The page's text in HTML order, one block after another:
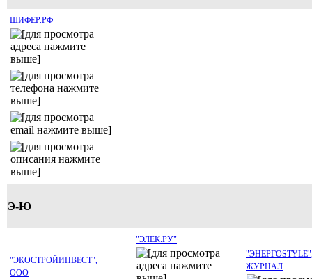
ШИФЕР.РФ
Э-Ю
"ЭКОСТРОЙИНВЕСТ",
ООО
"ЭЛЕК.РУ"
ЖУРНАЛ